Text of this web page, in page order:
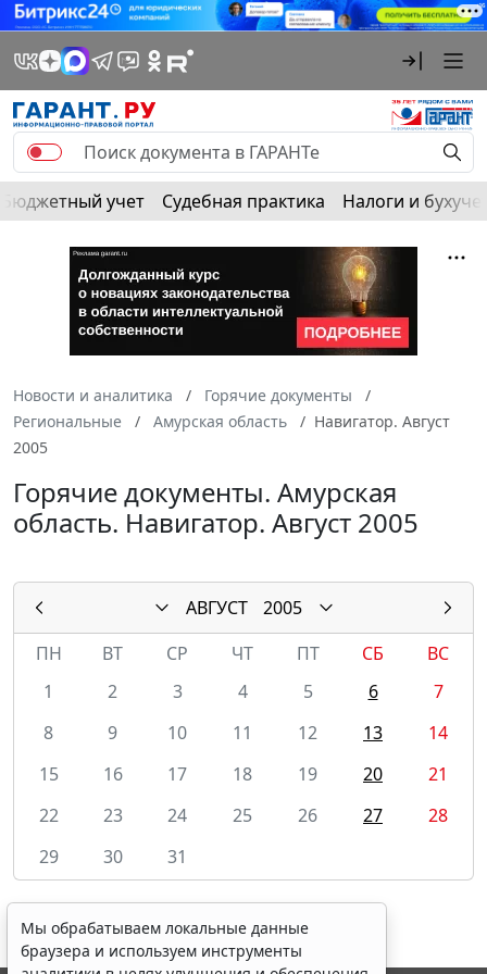
Бюджетный учет Судебная практика Налоги и
Новости и аналитика
Горячие документы
Региональные
Амурская область
Навигатор. Август
2005
Горячие документы. Амурская
область. Навигатор. Август 2005
АВГУСТ
2005
ПН
ВТ СР ЧТ ПТ СБ
ВС
1
2 3 4 5 6
7
8
9 10 11 12 13
14
15
16 17 18 19 20
21
22
23 24 25 26 27
28
29
30 31
Мы обрабатываем локальные данные
браузера и используем инструменты